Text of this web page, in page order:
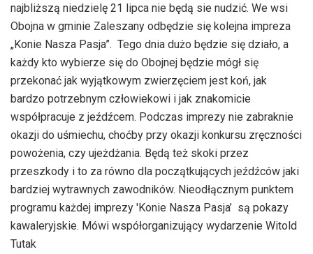
najbliższą niedzielę 21 lipca nie będą sie nudzić. We wsi
Obojna w gminie Zaleszany odbędzie się kolejna impreza
„Konie Nasza Pasja”. Tego dnia dużo będzie się działo, a
każdy kto wybierze się do Obojnej będzie mógł się
przekonać jak wyjątkowym zwierzęciem jest koń, jak
bardzo potrzebnym człowiekowi i jak znakomicie
współpracuje z jeźdźcem. Podczas imprezy nie zabraknie
okazji do uśmiechu, choćby przy okazji konkursu zręczności
powożenia, czy ujeżdżania. Będą też skoki przez
przeszkody i to za równo dla początkujących jeźdźców jaki
bardziej wytrawnych zawodników. Nieodłącznym punktem
programu każdej imprezy 'Konie Nasza Pasja’ są pokazy
kawaleryjskie. Mówi współorganizujący wydarzenie Witold
Tutak